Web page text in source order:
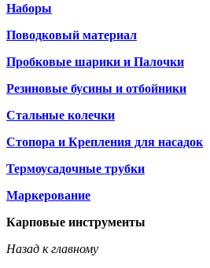
Наборы
Поводковый материал
Пробковые шарики и Палочки
Резиновые бусины и отбойники
Стальные колечки
Стопора и Крепления для насадок
Термоусадочные трубки
Маркерование
Карповые инструменты
Назад к главному